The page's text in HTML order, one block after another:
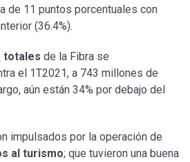
de 11 puntos porcentuales con
(36.4%).
totales de la Fibra se
el 1T2021, a 743 millones de
aún están 34% por debajo del
impulsados por la operación de
al turismo; que tuvieron una buena